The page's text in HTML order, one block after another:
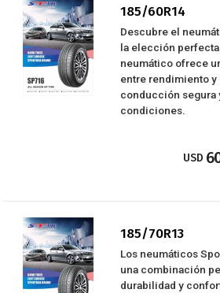
185/60R14
Descubre el
la elección
neumático ofrece
entre rendimiento
conducción segura
condiciones.
USD
185/70R13
Los neumáticos
una combinación
durabilidad y